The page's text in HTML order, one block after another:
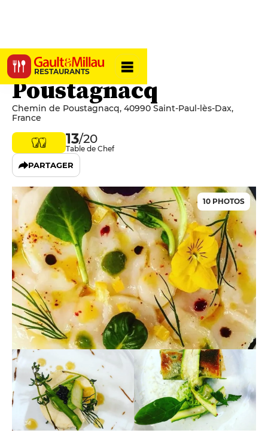
RESTAURANTS
Moulin de
Poustagnacq
Chemin de Poustagnacq, 40990 Saint-Paul-lès-Dax,
France
13/20
Table de Chef
PARTAGER
10 PHOTOS